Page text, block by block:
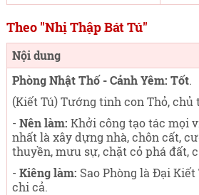
Theo "Nhị Thập Bát Tú"
Nội dung
Phòng Nhật Thố - Cảnh Yêm: Tốt.
(Kiết Tú) Tướng tinh con Thỏ, chủ
- Nên làm: Khởi công tạo tác mọi
nhất là xây dựng nhà, chôn cất,
thuyền, mưu sự, chặt cỏ phá đất,
- Kiêng làm: Sao Phòng là Đại
chi cả.